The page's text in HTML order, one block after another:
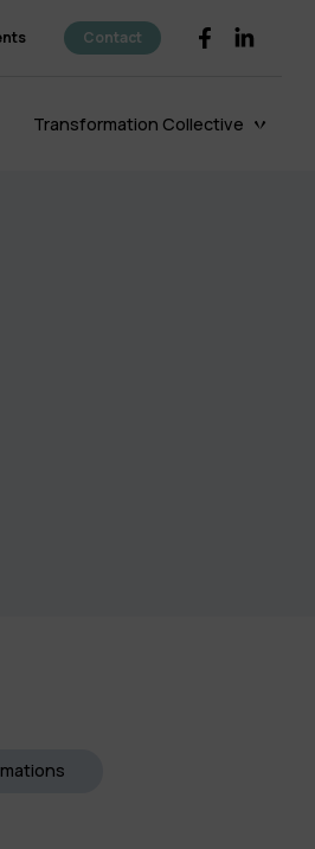
Contact
Transformation Collective